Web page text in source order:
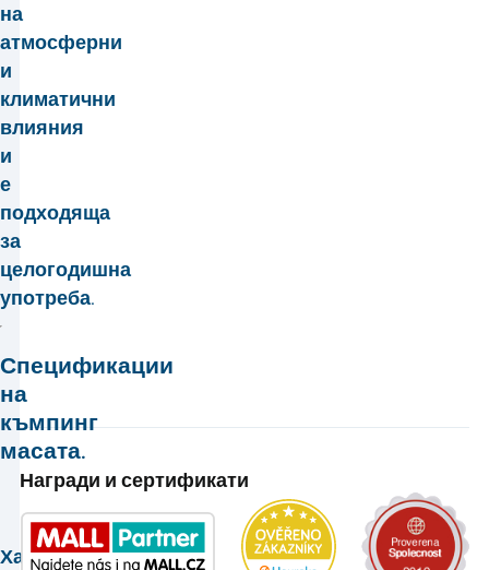
на
атмосферни
и
климатични
влияния
и
е
подходяща
за
целогодишна
употреба.
Спецификации
на
къмпинг
масата.
Характеристики
Награди и сертификати